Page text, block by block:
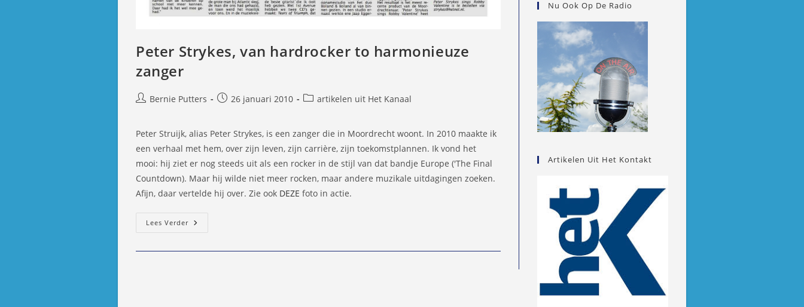
Peter Strykes, van hardrocker to harmonieuze
zanger
BerichtBernie Putters
Bericht26 januari 2010 Berichtcategorie:
artikelen uit Het Kanaal
Peter Struijk, alias Peter Strykes, is een zanger die in Moordrecht woont. In 2010 maakte ik
een verhaal met hem, over zijn leven, zijn carrière, zijn toekomstplannen. Ik vond het
mooi: hij ziet er nog steeds uit als een rocker in de stijl van dat bandje Europe ('The Final
Countdown). Maar hij wilde niet meer rocken, maar andere muzikale uitdagingen zoeken.
Afijn, daar vertelde hij over. Zie ook DEZE foto in actie.
Lees VerderPeter
Nu Ook Op De Radio
Artikelen Uit Het Kontakt